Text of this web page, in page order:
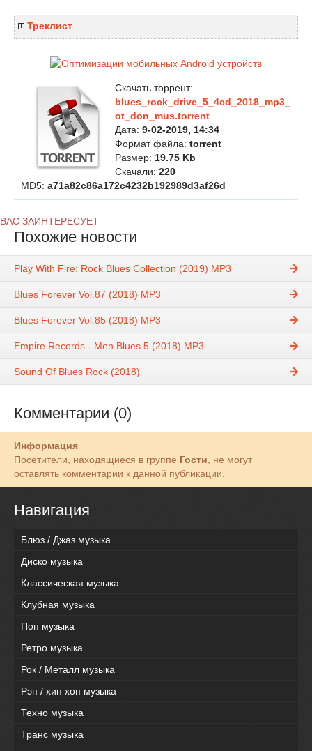
Треклист
Скачать торрент:
blues_rock_drive_5_4cd_2018_mp3_
ot_don_mus.torrent
Дата: 9-02-2019, 14:34
Формат файла: torrent
Размер: 19.75 Kb
Скачали: 220
MD5: a71a82c86a172c4232b192989d3af26d
ВАС ЗАИНТЕРЕСУЕТ
Похожие новости
Play With Fire: Rock Blues Collection (2019) MP3
Blues Forever Vol.87 (2018) MP3
Blues Forever Vol.85 (2018) MP3
Empire Records - Men Blues 5 (2018) MP3
Sound Of Blues Rock (2018)
Комментарии (0)
Информация
Посетители, находящиеся в группе Гости, не могут
оставлять комментарии к данной публикации.
Навигация
Блюз / Джаз музыка
Диско музыка
Классическая музыка
Клубная музыка
Поп музыка
Ретро музыка
Рок / Металл музыка
Рэп / хип хоп музыка
Техно музыка
Транс музыка